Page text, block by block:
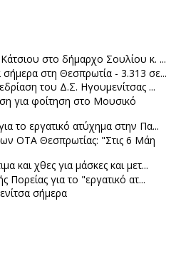
στο δήμαρχο Σουλίου κ. ...
στη Θεσπρωτία - 3.313 σε...
του Δ.Σ. Ηγουμενίτσας ...
για φοίτηση στο Μουσικό
το εργατικό ατύχημα στην Πα...
ΟΤΑ Θεσπρωτίας: "Στις 6 Μάη
και χθες για μάσκες και μετ...
Πορείας για το "εργατικό ατ...
σήμερα